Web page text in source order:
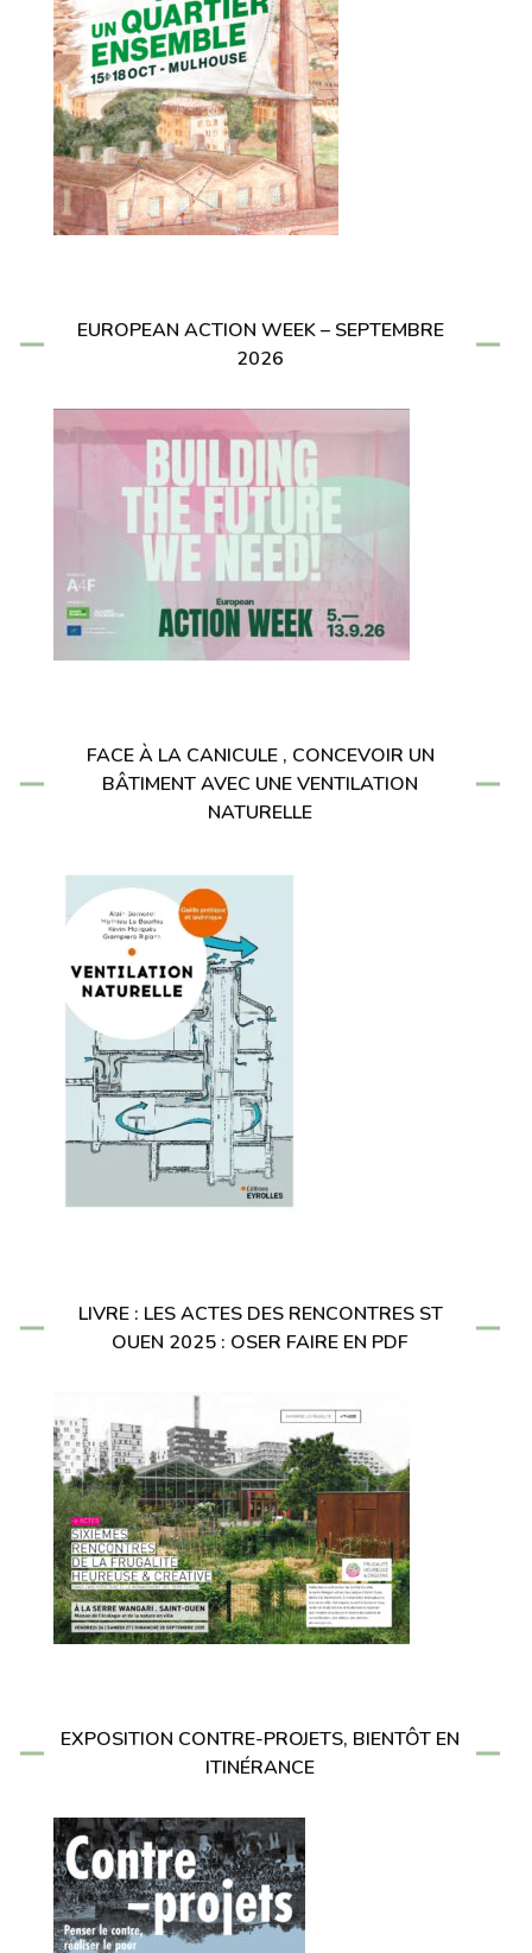
EUROPEAN ACTION WEEK – SEPTEMBRE
2026
FACE À LA CANICULE , CONCEVOIR UN
BÂTIMENT AVEC UNE VENTILATION
NATURELLE
LIVRE : LES ACTES DES RENCONTRES ST
OUEN 2025 : OSER FAIRE EN PDF
EXPOSITION CONTRE-PROJETS, BIENTÔT EN
ITINÉRANCE